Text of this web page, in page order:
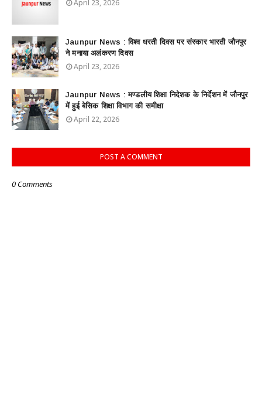
April 23, 2026
Jaunpur News : विश्व धरती दिवस पर संस्कार भारती जौनपुर
ने मनाया अलंकरण दिवस
April 23, 2026
Jaunpur News : ​मण्डलीय शिक्षा निदेशक के निर्देशन में जौनपुर
में हुई बेसिक शिक्षा विभाग की समीक्षा
April 22, 2026
POST A COMMENT
0 Comments